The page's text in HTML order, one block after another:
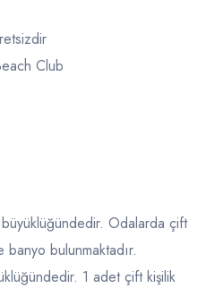
Club
Odalarda çift
bulunmaktadır.
1 adet çift kişilik